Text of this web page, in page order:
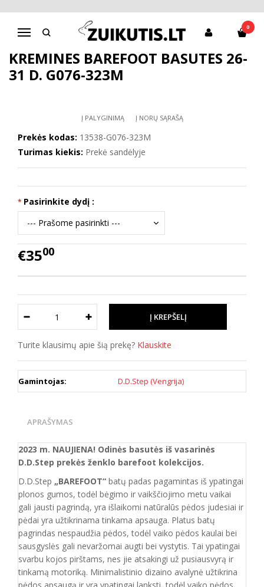
Navigacija
0
Pagrindinis
D.D.Step batai mergaitėms
Kreminės barefoot basutės 26-31 d. G076-323M
KREMINĖS BAREFOOT BASUTĖS 26-
31 D. G076-323M
Į PALYGINIMĄ Į NORŲ SĄRAŠĄ
Prekės kodas: 13538-G076-323M
Turimas kiekis: Prekė sandėlyje
Pasirinkite dydį :
€3500
Turite klausimų apie šią prekę? Klauskite
Gamintojas: D.D.Step (Vengrija)
APRAŠYMAS
2023 m. NAUJIENA! Odinės basutės iš vasarinės
D.D.Step prekės ženklo barefoot kolekcijos.
D.D.Step „BAREFOOT“ batų padas pagamintas iš ypatingai
plonos gumos, todėl bėgimo ir vaikščiojimo metu vaikai
gali jausti pagrindą, yra išlaikomi natūralūs pėdos judesiai ir
pėdai yra užtikrinama tinkama apsauga. Platus batų
pagrindas nespaudžia pėdos, todėl vaiko pėdos kaulai bei
sausgyslės gali nevaržomai augti bei vystytis. Tai ypatingai
svarbu kojos pirštams, nes jie atsakingi už pusiausvyrą ir
tinkamą motoriką. Minimalistinio dizaino avalynė užtikrina